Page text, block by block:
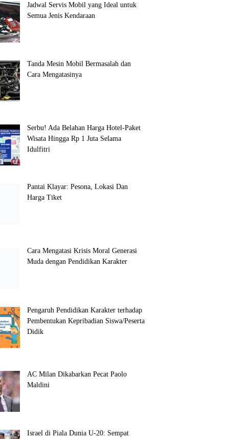
Jadwal Servis Mobil yang Ideal untuk
Semua Jenis Kendaraan
Tanda Mesin Mobil Bermasalah dan
Cara Mengatasinya
Serbu! Ada Belahan Harga Hotel-Paket
Wisata Hingga Rp 1 Juta Selama
Idulfitri
Pantai Klayar: Pesona, Lokasi Dan
Harga Tiket
Cara Mengatasi Krisis Moral Generasi
Muda dengan Pendidikan Karakter
Pengaruh Pendidikan Karakter terhadap
Pembentukan Kepribadian Siswa/Peserta
Didik
AC Milan Dikabarkan Pecat Paolo
Maldini
Israel di Piala Dunia U-20: Sempat